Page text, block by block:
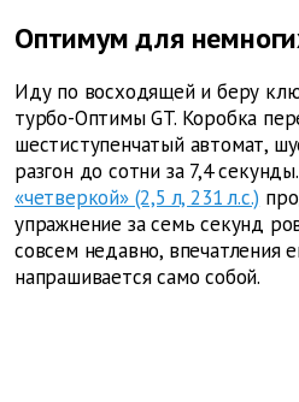
Оптимум для
Иду по восходящей и беру
турбо-Оптимы GT. Коробка
шестиступенчатый автомат,
разгон до сотни за 7,4 секунды.
«четверкой» (2,5 л, 231 л.с.)
упражнение за семь секунд
совсем недавно, впечатления
напрашивается само собой.